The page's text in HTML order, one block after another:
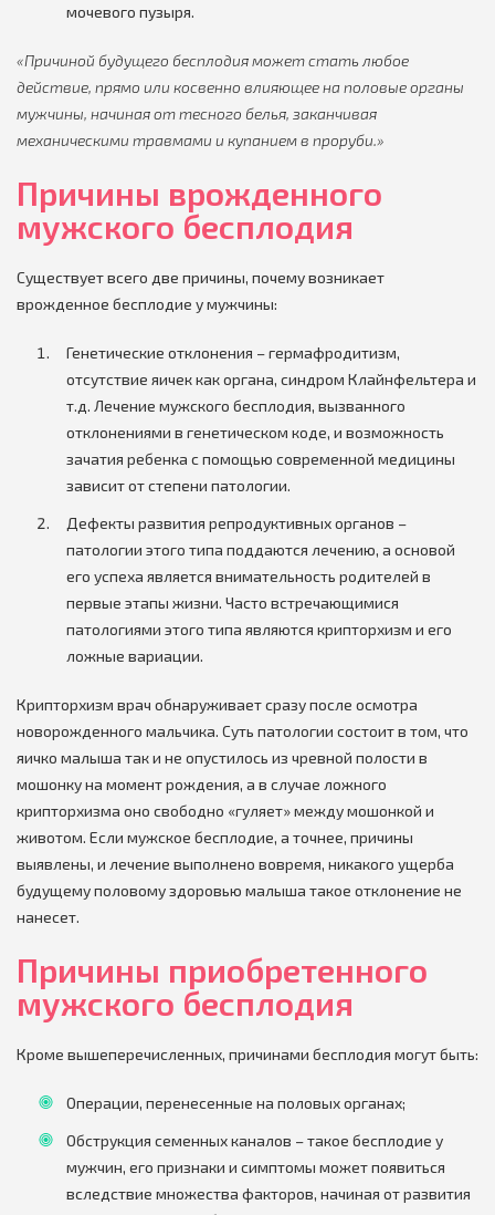
мочевого пузыря.
«Причиной будущего бесплодия может стать любое
действие, прямо или косвенно влияющее на половые органы
мужчины, начиная от тесного белья, заканчивая
механическими травмами и купанием в проруби.»
Причины врожденного
мужского бесплодия
Существует всего две причины, почему возникает
врожденное бесплодие у мужчины:
Генетические отклонения – гермафродитизм,
отсутствие яичек как органа, синдром Клайнфельтера и
т.д. Лечение мужского бесплодия, вызванного
отклонениями в генетическом коде, и возможность
зачатия ребенка с помощью современной медицины
зависит от степени патологии.
Дефекты развития репродуктивных органов –
патологии этого типа поддаются лечению, а основой
его успеха является внимательность родителей в
первые этапы жизни. Часто встречающимися
патологиями этого типа являются крипторхизм и его
ложные вариации.
Крипторхизм врач обнаруживает сразу после осмотра
новорожденного мальчика. Суть патологии состоит в том, что
яичко малыша так и не опустилось из чревной полости в
мошонку на момент рождения, а в случае ложного
крипторхизма оно свободно «гуляет» между мошонкой и
животом. Если мужское бесплодие, а точнее, причины
выявлены, и лечение выполнено вовремя, никакого ущерба
будущему половому здоровью малыша такое отклонение не
нанесет.
Причины приобретенного
мужского бесплодия
Кроме вышеперечисленных, причинами бесплодия могут быть:
Операции, перенесенные на половых органах;
Обструкция семенных каналов – такое бесплодие у
мужчин, его признаки и симптомы может появиться
вследствие множества факторов, начиная от развития